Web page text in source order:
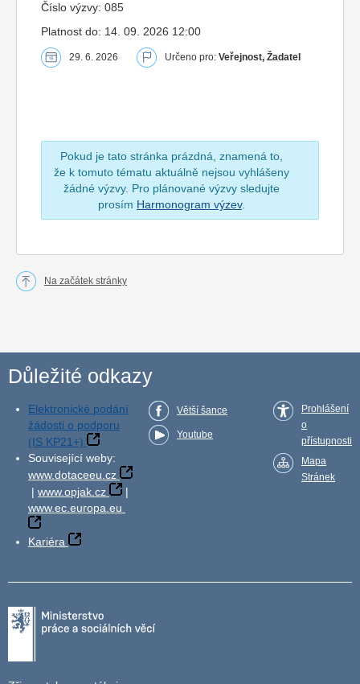
Číslo výzvy: 085
Platnost do: 14. 09. 2026 12:00
29. 6. 2026 Určeno pro: Veřejnost, Žadatel
Pokud je tato stránka prázdná, znamená to,
že k tomuto tématu aktuálně nejsou vyhlášeny
žádné výzvy. Pro plánované výzvy sledujte
prosím Harmonogram výzev.
Na začátek stránky
Důležité odkazy
Elektronické podání
žádosti o podporu
(IS KP21+)
Související weby:
www.dotaceeu.cz
| www.opjak.cz
|
www.ec.europa.eu
Kariéra
Větší šance
Youtube
Prohlášení
o
přístupnosti
Mapa
Stránek